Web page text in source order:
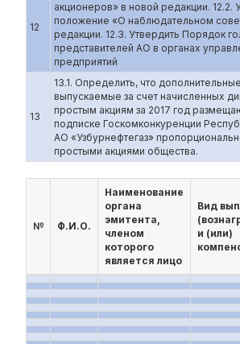
12
акционеров» в новой редакции. 12.2.
положение «О наблюдательном
редакции. 12.3. Утвердить Порядок
представителей АО в органах
предприятий
13
13.1. Определить, что
выпускаемые за счет начисленных
простым акциям за 2017 год
подписке Госкомконкуренции
АО «Узбурнефтегаз»
простыми акциями общества.
№ Ф.И.О.
Наименование
органа
эмитента,
членом
которого
является лицо
Вид
и (или)